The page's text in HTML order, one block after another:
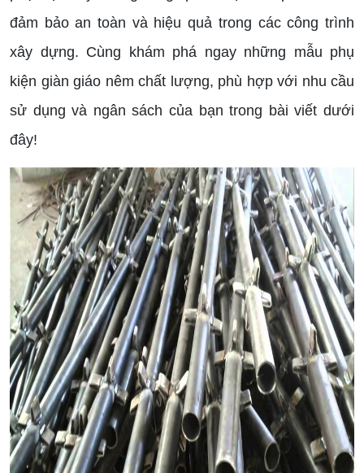
đảm bảo an toàn và hiệu quả trong các công trình
xây dựng. Cùng khám phá ngay những mẫu phụ
kiện giàn giáo nêm chất lượng, phù hợp với nhu cầu
sử dụng và ngân sách của bạn trong bài viết dưới
đây!